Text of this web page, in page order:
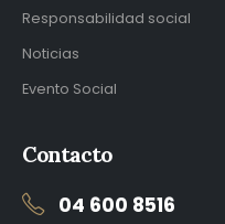
Responsabilidad social
Noticias
Evento Social
Contacto
04 600 8516